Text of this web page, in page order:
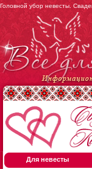
Головной убор невесты.
Для невесты